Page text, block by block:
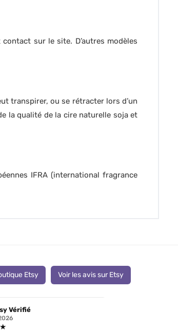
sur le site. D’autres modèles
transpirer, ou se rétracter lors d’un
la qualité de la cire naturelle soja et
IFRA (international fragrance
Etsy Voir les avis sur Etsy
Vérifié